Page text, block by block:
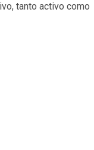
tanto activo como